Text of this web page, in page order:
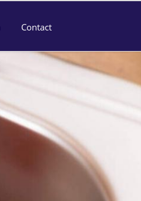
Contact